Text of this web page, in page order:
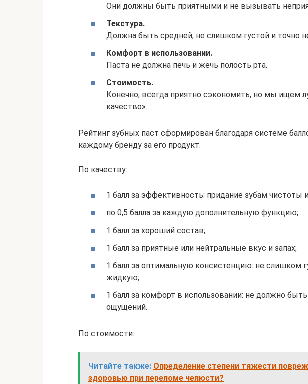
Они должны быть приятными и не вызывать
Текстура.
Должна быть средней, не слишком густой и точно
Комфорт в использовании.
Паста не должна печь и жечь полость рта.
Стоимость.
Конечно, всегда приятно сэкономить, но мы ищем
качество».
Рейтинг зубных паст сформирован благодаря системе
каждому бренду за его продукт.
По качеству:
1 балл за эффективность: придание зубам
по 0,5 балла за каждую дополнительную функцию;
1 балл за хороший состав;
1 балл за приятные или нейтральные вкус и запах;
1 балл за оптимальную консистенцию: не слишком
жидкую;
1 балл за комфорт в использовании: не должно
ощущений.
По стоимости:
Читайте также: Определение степени тяжести
здоровью при переломе челюсти?